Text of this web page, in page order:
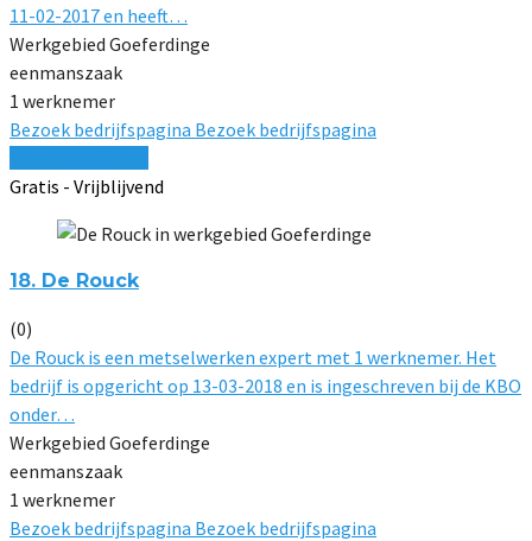
11-02-2017 en heeft…
Werkgebied Goeferdinge
eenmanszaak
1 werknemer
Bezoek bedrijfspagina Bezoek bedrijfspagina
Gratis - Vrijblijvend
18. De Rouck
(0)
De Rouck is een metselwerken expert met 1 werknemer. Het
bedrijf is opgericht op 13-03-2018 en is ingeschreven bij de KBO
onder…
Werkgebied Goeferdinge
eenmanszaak
1 werknemer
Bezoek bedrijfspagina Bezoek bedrijfspagina